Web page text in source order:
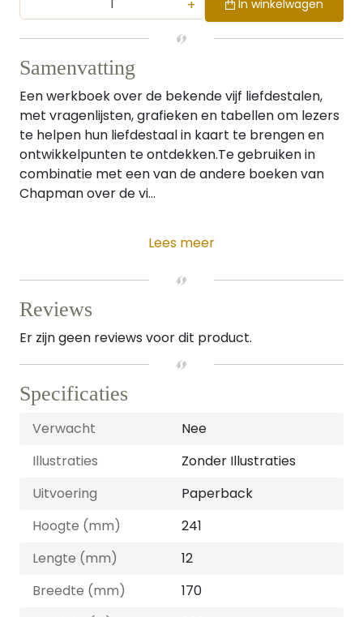
+ In winkelwagen
Samenvatting
Een werkboek over de bekende vijf liefdestalen,
met vragenlijsten, grafieken en tabellen om lezers
te helpen hun liefdestaal in kaart te brengen en
ontwikkelpunten te ontdekken.Te gebruiken in
combinatie met een van de andere boeken van
Chapman over de vi...
Lees meer
Reviews
Er zijn geen reviews voor dit product.
Specificaties
Verwacht
Nee
Illustraties
Zonder Illustraties
Uitvoering
Paperback
Hoogte (mm)
241
Lengte (mm)
12
Breedte (mm)
170